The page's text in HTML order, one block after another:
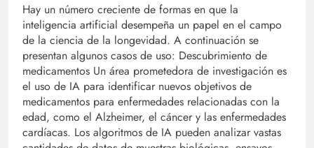
Hay un número creciente de formas en que la
inteligencia artificial desempeña un papel en el campo
de la ciencia de la longevidad. A continuación se
presentan algunos casos de uso: Descubrimiento de
medicamentos Un área prometedora de investigación es
el uso de IA para identificar nuevos objetivos de
medicamentos para enfermedades relacionadas con la
edad, como el Alzheimer, el cáncer y las enfermedades
cardíacas. Los algoritmos de IA pueden analizar vastas